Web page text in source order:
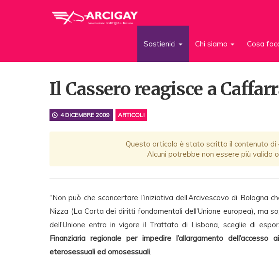
Sostienici Chi siamo Cosa
Il Cassero reagisce a
4 DICEMBRE 2009 ARTICOLI
Questo articolo è stato scritto il contenuto di
Alcuni potrebbe non essere più valido
“Non può che sconcertare l’iniziativa dell’Arcivescovo di Bologna
Nizza (La Carta dei diritti fondamentali dell’Unione europea), ma
dell’Unione entra in vigore il Trattato di Lisbona, sceglie di
Finanziaria regionale per impedire l’allargamento
eterosessuali ed omosessuali.